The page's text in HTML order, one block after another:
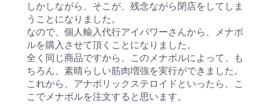
しかしながら、そこが、残念ながら閉店をしてしま
うことになりました。
なので、個人輸入代行アイパワーさんから、メナボ
ルを購入させて頂くことになりました。
全く同じ商品ですから、このメナボルによって、も
ちろん、素晴らしい筋肉増強を実行ができました。
これから、アナボリックステロイドといったら、こ
こでメナボルを注文すると思います。